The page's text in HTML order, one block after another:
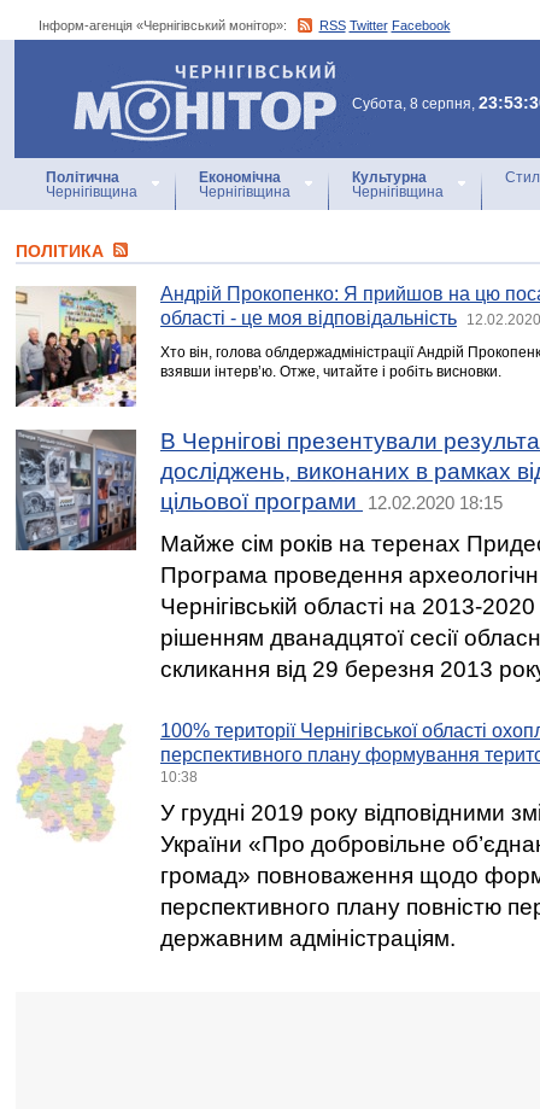
Інформ-агенція «Чернігівський монітор»: RSS Twitter Facebook
Інформ-агенція
«Чернігівський монітор»
Субота, 8 серпня,
Політична
Чернігівщина
Економічна
Чернігівщина
Культурна
Чернігівщина
ПОЛІТИКА
Андрій Прокопенко: Я прийшов на цю
області - це моя відповідальність
Хто він, голова облдержадміністрації Андрій
взявши інтерв’ю. Отже, читайте і робіть висновки.
В Чернігові презентували
досліджень, виконаних в рамках
цільової програми
12.02.2020 18:15
Майже сім років на теренах
Програма проведення
Чернігівській області на 2013-
рішенням дванадцятої сесії
скликання від 29 березня 2013
100% території Чернігівської області
перспективного плану формування
10:38
У грудні 2019 року відповідними
України «Про добровільне
громад» повноваження щодо
перспективного плану повністю
державним адміністраціям.